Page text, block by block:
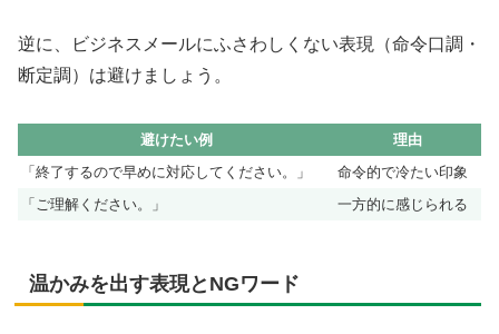
逆に、ビジネスメールにふさわしくない表現（命令口調・
断定調）は避けましょう。
避けたい例
理由
「終了するので早めに対応してください。」
命令的で冷たい印象
「ご理解ください。」
一方的に感じられる
温かみを出す表現とNGワード